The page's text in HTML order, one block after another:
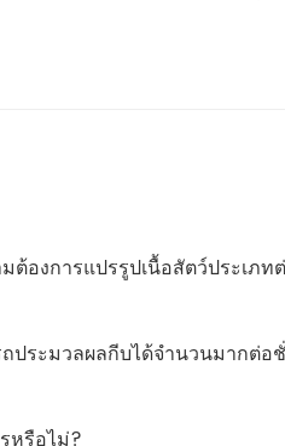
องการแปรรูปเนื้อสัตว์ประเภท
ประมวลผลกีบได้จำนวนมากต่